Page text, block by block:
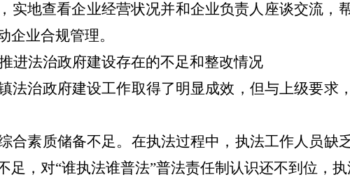
实地查看企业经营状况并和企业负责人座谈交流，
企业合规管理。
进法治政府建设存在的不足和整改情况
法治政府建设工作取得了明显成效，但与上级要求
合素质储备不足。在执法过程中，执法工作人员缺
足，对“谁执法谁普法”普法责任制认识还不到位，执